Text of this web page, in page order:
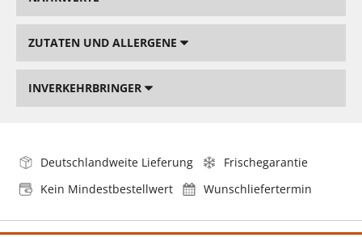
ZUTATEN UND ALLERGENE
INVERKEHRBRINGER
Deutschlandweite Lieferung
Frischegarantie
Kein Mindestbestellwert
Wunschliefertermin